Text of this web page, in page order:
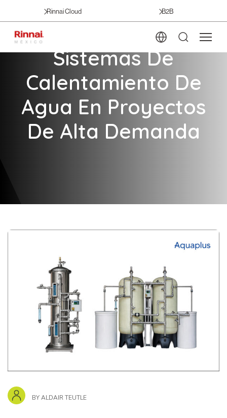
Rinnai Cloud B2B
Sistemas De
Calentamiento De
Agua En Proyectos
De Alta Demanda
BYALDAIR TEUTLE